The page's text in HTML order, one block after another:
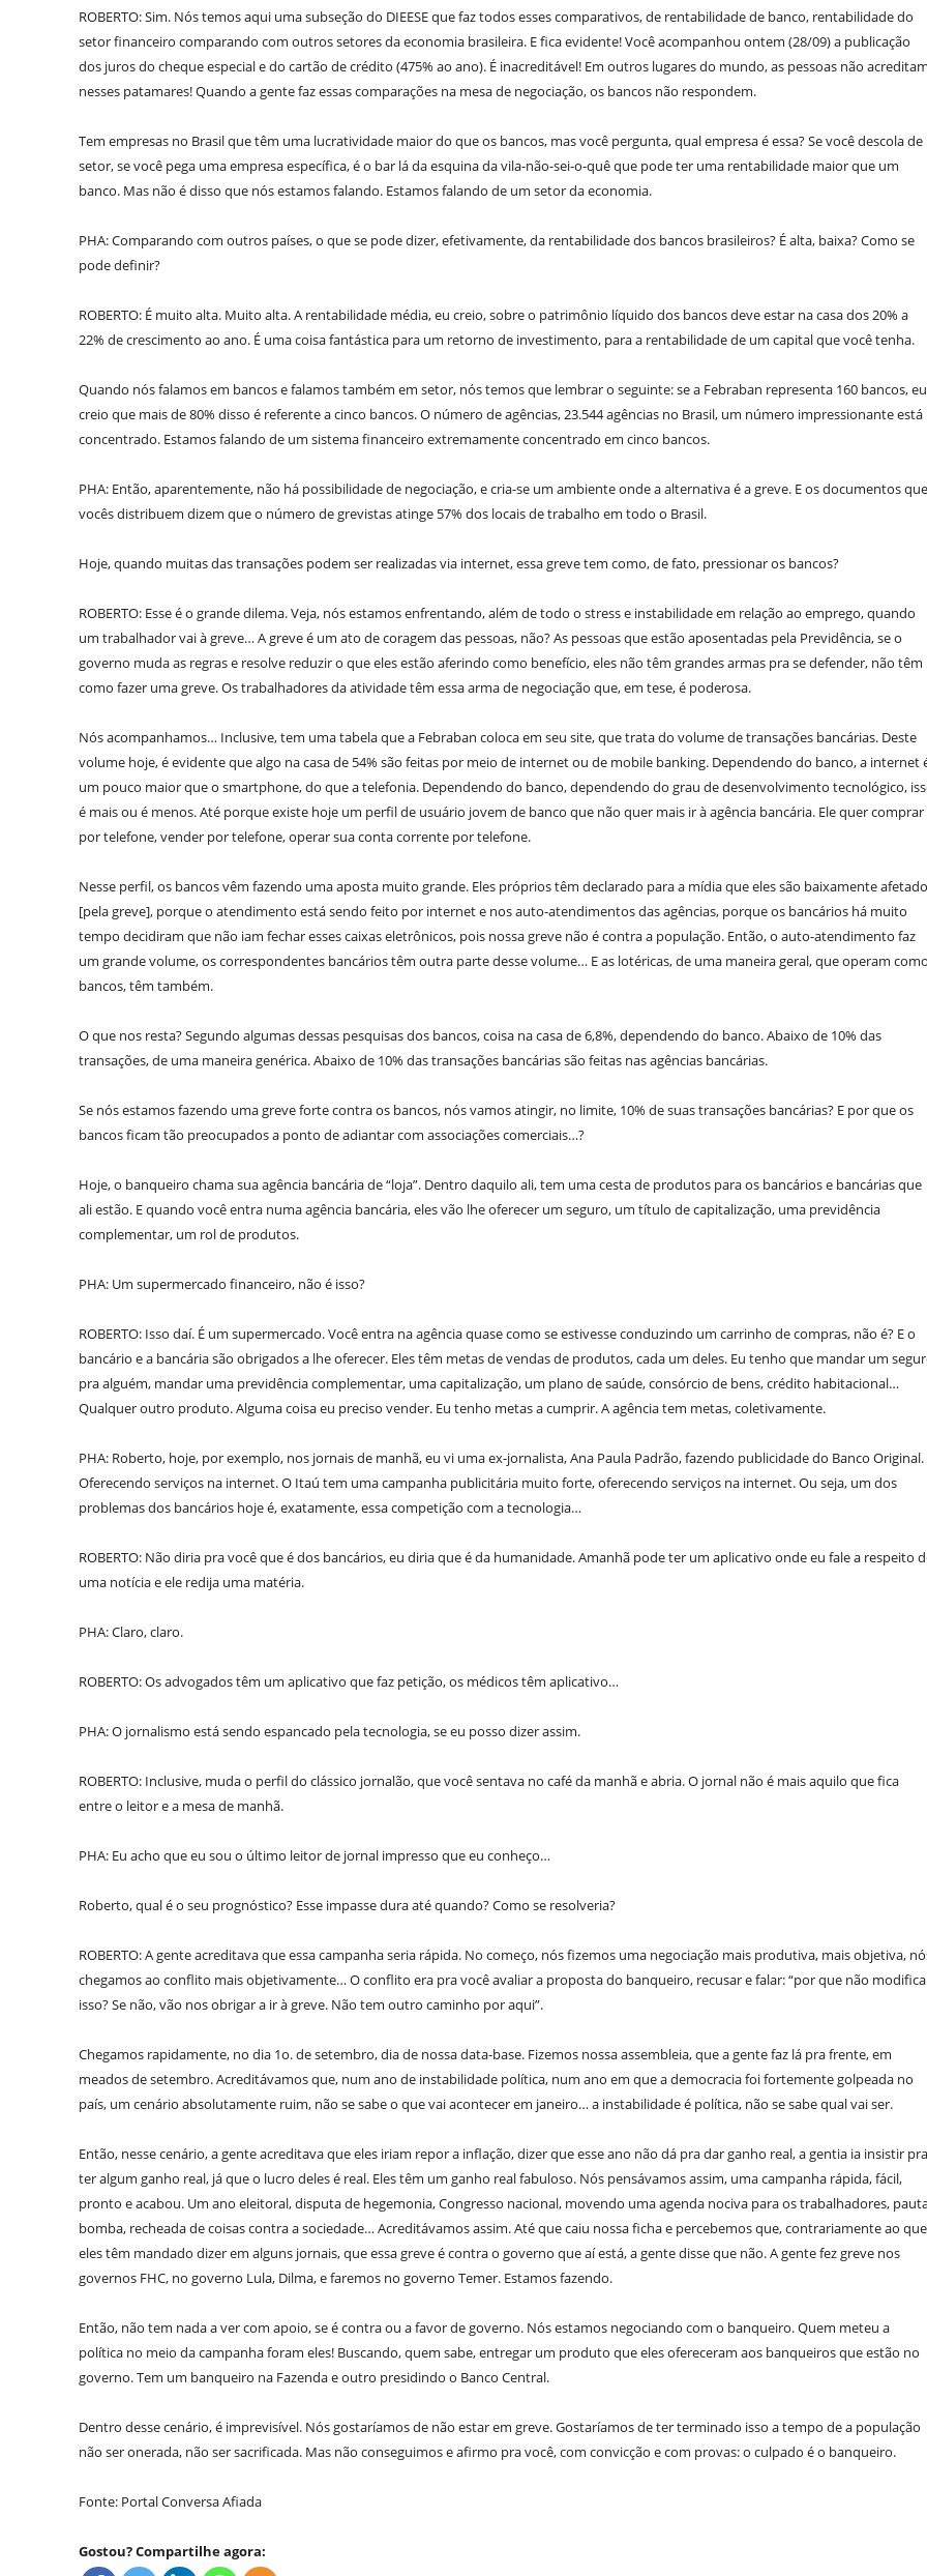
ROBERTO: Sim. Nós temos aqui uma subseção do DIEESE que faz todos esses comparativos, de rentabilidade de banco, rentabilidade do
setor financeiro comparando com outros setores da economia brasileira. E fica evidente! Você acompanhou ontem (28/09) a publicação
dos juros do cheque especial e do cartão de crédito (475% ao ano). É inacreditável! Em outros lugares do mundo, as pessoas não
nesses patamares! Quando a gente faz essas comparações na mesa de negociação, os bancos não respondem.
Tem empresas no Brasil que têm uma lucratividade maior do que os bancos, mas você pergunta, qual empresa é essa? Se você descola de
setor, se você pega uma empresa específica, é o bar lá da esquina da vila-não-sei-o-quê que pode ter uma rentabilidade maior que um
banco. Mas não é disso que nós estamos falando. Estamos falando de um setor da economia.
PHA: Comparando com outros países, o que se pode dizer, efetivamente, da rentabilidade dos bancos brasileiros? É alta, baixa? Como se
pode definir?
ROBERTO: É muito alta. Muito alta. A rentabilidade média, eu creio, sobre o patrimônio líquido dos bancos deve estar na casa dos 20% a
22% de crescimento ao ano. É uma coisa fantástica para um retorno de investimento, para a rentabilidade de um capital que você tenha.
Quando nós falamos em bancos e falamos também em setor, nós temos que lembrar o seguinte: se a Febraban representa 160 bancos, eu
creio que mais de 80% disso é referente a cinco bancos. O número de agências, 23.544 agências no Brasil, um número impressionante está
concentrado. Estamos falando de um sistema financeiro extremamente concentrado em cinco bancos.
PHA: Então, aparentemente, não há possibilidade de negociação, e cria-se um ambiente onde a alternativa é a greve. E os documentos que
vocês distribuem dizem que o número de grevistas atinge 57% dos locais de trabalho em todo o Brasil.
Hoje, quando muitas das transações podem ser realizadas via internet, essa greve tem como, de fato, pressionar os bancos?
ROBERTO: Esse é o grande dilema. Veja, nós estamos enfrentando, além de todo o stress e instabilidade em relação ao emprego, quando
um trabalhador vai à greve… A greve é um ato de coragem das pessoas, não? As pessoas que estão aposentadas pela Previdência, se o
governo muda as regras e resolve reduzir o que eles estão aferindo como benefício, eles não têm grandes armas pra se defender, não têm
como fazer uma greve. Os trabalhadores da atividade têm essa arma de negociação que, em tese, é poderosa.
Nós acompanhamos… Inclusive, tem uma tabela que a Febraban coloca em seu site, que trata do volume de transações bancárias. Deste
volume hoje, é evidente que algo na casa de 54% são feitas por meio de internet ou de mobile banking. Dependendo do banco, a internet
um pouco maior que o smartphone, do que a telefonia. Dependendo do banco, dependendo do grau de desenvolvimento tecnológico,
é mais ou é menos. Até porque existe hoje um perfil de usuário jovem de banco que não quer mais ir à agência bancária. Ele quer comprar
por telefone, vender por telefone, operar sua conta corrente por telefone.
Nesse perfil, os bancos vêm fazendo uma aposta muito grande. Eles próprios têm declarado para a mídia que eles são baixamente
[pela greve], porque o atendimento está sendo feito por internet e nos auto-atendimentos das agências, porque os bancários há muito
tempo decidiram que não iam fechar esses caixas eletrônicos, pois nossa greve não é contra a população. Então, o auto-atendimento faz
um grande volume, os correspondentes bancários têm outra parte desse volume… E as lotéricas, de uma maneira geral, que operam
bancos, têm também.
O que nos resta? Segundo algumas dessas pesquisas dos bancos, coisa na casa de 6,8%, dependendo do banco. Abaixo de 10% das
transações, de uma maneira genérica. Abaixo de 10% das transações bancárias são feitas nas agências bancárias.
Se nós estamos fazendo uma greve forte contra os bancos, nós vamos atingir, no limite, 10% de suas transações bancárias? E por que os
bancos ficam tão preocupados a ponto de adiantar com associações comerciais…?
Hoje, o banqueiro chama sua agência bancária de “loja”. Dentro daquilo ali, tem uma cesta de produtos para os bancários e bancárias que
ali estão. E quando você entra numa agência bancária, eles vão lhe oferecer um seguro, um título de capitalização, uma previdência
complementar, um rol de produtos.
PHA: Um supermercado financeiro, não é isso?
ROBERTO: Isso daí. É um supermercado. Você entra na agência quase como se estivesse conduzindo um carrinho de compras, não é? E o
bancário e a bancária são obrigados a lhe oferecer. Eles têm metas de vendas de produtos, cada um deles. Eu tenho que mandar um
pra alguém, mandar uma previdência complementar, uma capitalização, um plano de saúde, consórcio de bens, crédito habitacional…
Qualquer outro produto. Alguma coisa eu preciso vender. Eu tenho metas a cumprir. A agência tem metas, coletivamente.
PHA: Roberto, hoje, por exemplo, nos jornais de manhã, eu vi uma ex-jornalista, Ana Paula Padrão, fazendo publicidade do Banco Original.
Oferecendo serviços na internet. O Itaú tem uma campanha publicitária muito forte, oferecendo serviços na internet. Ou seja, um dos
problemas dos bancários hoje é, exatamente, essa competição com a tecnologia…
ROBERTO: Não diria pra você que é dos bancários, eu diria que é da humanidade. Amanhã pode ter um aplicativo onde eu fale a respeito
uma notícia e ele redija uma matéria.
PHA: Claro, claro.
ROBERTO: Os advogados têm um aplicativo que faz petição, os médicos têm aplicativo…
PHA: O jornalismo está sendo espancado pela tecnologia, se eu posso dizer assim.
ROBERTO: Inclusive, muda o perfil do clássico jornalão, que você sentava no café da manhã e abria. O jornal não é mais aquilo que fica
entre o leitor e a mesa de manhã.
PHA: Eu acho que eu sou o último leitor de jornal impresso que eu conheço…
Roberto, qual é o seu prognóstico? Esse impasse dura até quando? Como se resolveria?
ROBERTO: A gente acreditava que essa campanha seria rápida. No começo, nós fizemos uma negociação mais produtiva, mais objetiva,
chegamos ao conflito mais objetivamente… O conflito era pra você avaliar a proposta do banqueiro, recusar e falar: “por que não
isso? Se não, vão nos obrigar a ir à greve. Não tem outro caminho por aqui”.
Chegamos rapidamente, no dia 1o. de setembro, dia de nossa data-base. Fizemos nossa assembleia, que a gente faz lá pra frente, em
meados de setembro. Acreditávamos que, num ano de instabilidade política, num ano em que a democracia foi fortemente golpeada no
país, um cenário absolutamente ruim, não se sabe o que vai acontecer em janeiro… a instabilidade é política, não se sabe qual vai ser.
Então, nesse cenário, a gente acreditava que eles iriam repor a inflação, dizer que esse ano não dá pra dar ganho real, a gentia ia insistir pra
ter algum ganho real, já que o lucro deles é real. Eles têm um ganho real fabuloso. Nós pensávamos assim, uma campanha rápida, fácil,
pronto e acabou. Um ano eleitoral, disputa de hegemonia, Congresso nacional, movendo uma agenda nociva para os trabalhadores,
bomba, recheada de coisas contra a sociedade… Acreditávamos assim. Até que caiu nossa ficha e percebemos que, contrariamente ao que
eles têm mandado dizer em alguns jornais, que essa greve é contra o governo que aí está, a gente disse que não. A gente fez greve nos
governos FHC, no governo Lula, Dilma, e faremos no governo Temer. Estamos fazendo.
Então, não tem nada a ver com apoio, se é contra ou a favor de governo. Nós estamos negociando com o banqueiro. Quem meteu a
política no meio da campanha foram eles! Buscando, quem sabe, entregar um produto que eles ofereceram aos banqueiros que estão no
governo. Tem um banqueiro na Fazenda e outro presidindo o Banco Central.
Dentro desse cenário, é imprevisível. Nós gostaríamos de não estar em greve. Gostaríamos de ter terminado isso a tempo de a população
não ser onerada, não ser sacrificada. Mas não conseguimos e afirmo pra você, com convicção e com provas: o culpado é o banqueiro.
Fonte: Portal Conversa Afiada
Gostou? Compartilhe agora: